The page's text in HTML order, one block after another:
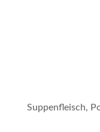
Suppenfleisch,